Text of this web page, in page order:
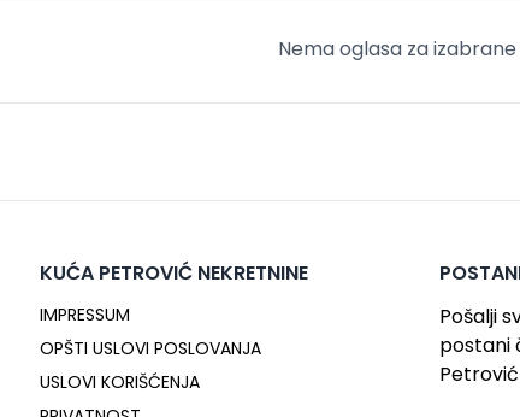
Nema oglasa za
KUĆA PETROVIĆ NEKRETNINE
IMPRESSUM
OPŠTI USLOVI POSLOVANJA
USLOVI KORIŠĆENJA
Pošalji
postani